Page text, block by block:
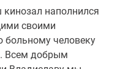
наполнился
своими
больному человеку
Всем добрым